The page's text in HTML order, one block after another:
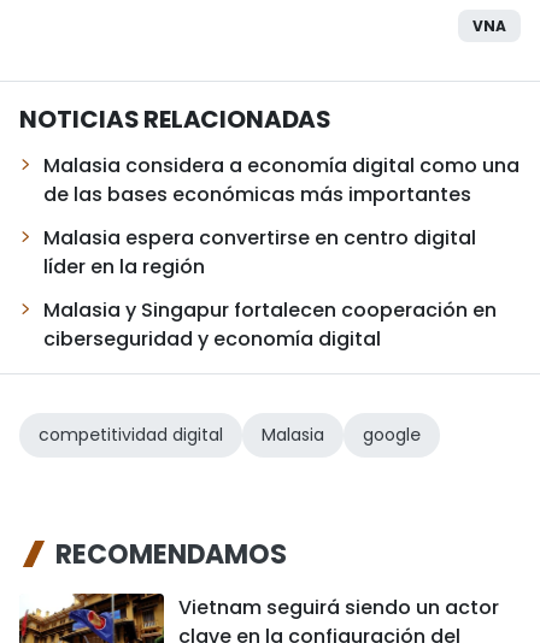
VNA
NOTICIAS RELACIONADAS
Malasia considera a economía digital como una
de las bases económicas más importantes
Malasia espera convertirse en centro digital
líder en la región
Malasia y Singapur fortalecen cooperación en
ciberseguridad y economía digital
competitividad digital Malasia google
RECOMENDAMOS
Vietnam seguirá siendo un actor
clave en la configuración del